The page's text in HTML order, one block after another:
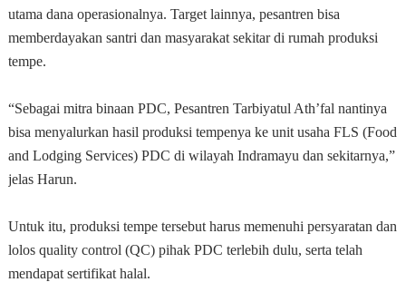
utama dana operasionalnya. Target lainnya, pesantren bisa
memberdayakan santri dan masyarakat sekitar di rumah produksi
tempe.
“Sebagai mitra binaan PDC, Pesantren Tarbiyatul Ath’fal nantinya
bisa menyalurkan hasil produksi tempenya ke unit usaha FLS (Food
and Lodging Services) PDC di wilayah Indramayu dan sekitarnya,”
jelas Harun.
Untuk itu, produksi tempe tersebut harus memenuhi persyaratan dan
lolos quality control (QC) pihak PDC terlebih dulu, serta telah
mendapat sertifikat halal.